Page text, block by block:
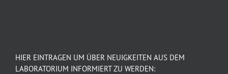
HIER EINTRAGEN UM ÜBER NEUIGKEITEN AUS DEM
LABORATORIUM INFORMIERT ZU WERDEN: